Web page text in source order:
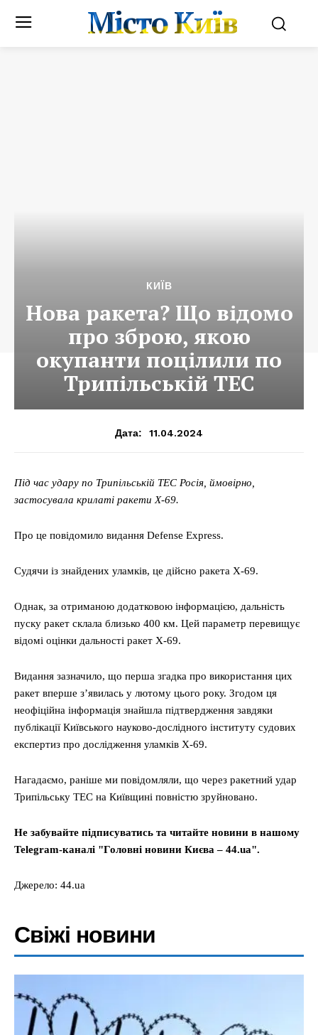
Місто Київ
КИЇВ
Нова ракета? Що відомо
про зброю, якою
окупанти поцілили по
Трипільській ТЕС
Дата: 11.04.2024
Під час удару по Трипільській ТЕС Росія, ймовірно,
застосувала крилаті ракети Х-69.
Про це повідомило видання Defense Express.
Судячи із знайдених уламків, це дійсно ракета Х-69.
Однак, за отриманою додатковою інформацією, дальність
пуску ракет склала близько 400 км. Цей параметр перевищує
відомі оцінки дальності ракет Х-69.
Видання зазначило, що перша згадка про використання цих
ракет вперше з’явилась у лютому цього року. Згодом ця
неофіційна інформація знайшла підтвердження завдяки
публікації Київського науково-дослідного інституту судових
експертиз про дослідження уламків Х-69.
Нагадаємо, раніше ми повідомляли, що через ракетний удар
Трипільську ТЕС на Київщині повністю зруйновано.
Не забувайте підписуватись та читайте новини в нашому
Telegram-каналі "Головні новини Києва – 44.ua".
Джерело: 44.ua
Свіжі новини